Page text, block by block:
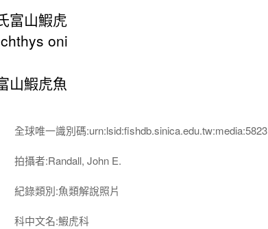
富山鰕虎
oni
山鰕虎魚
全球唯一識別碼:urn:lsid:fishdb.sinica.edu.tw:media:5823
拍攝者:Randall, John E.
紀錄類別:魚類解說照片
科中文名:鰕虎科